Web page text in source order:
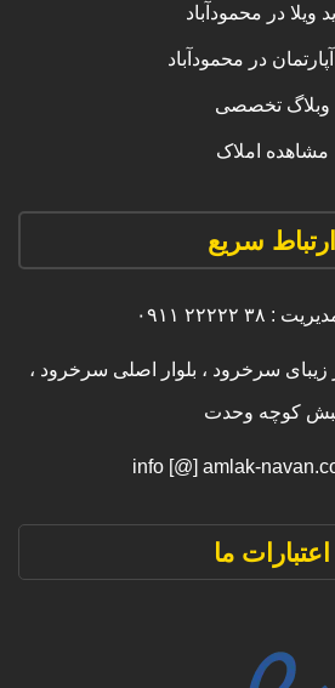
ویلا در محمودآباد
در محمودآباد
وبلاگ تخصصی
مشاهده املاک
ارتباط سریع
۲۲۲۲۲ ۰۹۱۱
سرخرود ، بلوار اصلی سرخرود ،
کوچه وحدت
اعتبارات ما